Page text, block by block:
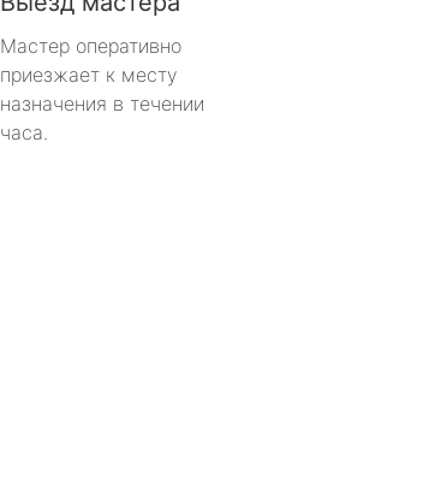
Мастер оперативно
приезжает к месту
назначения в течении
часа.